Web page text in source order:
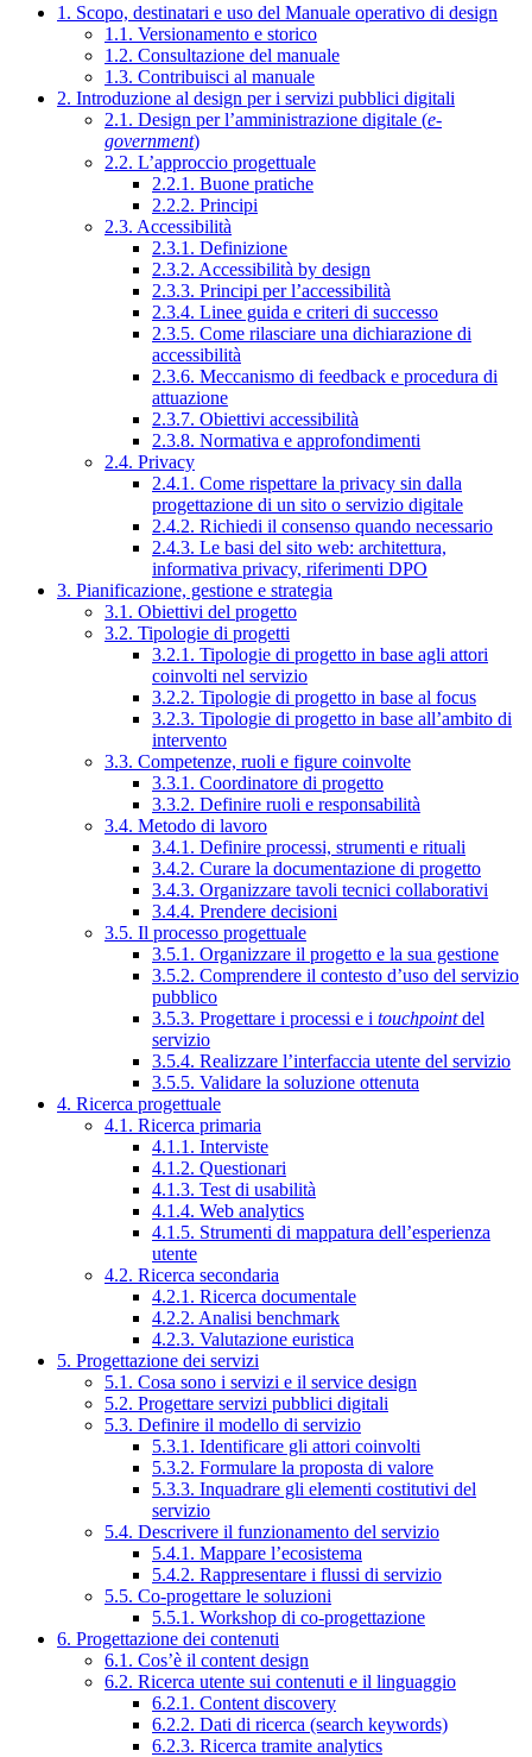
1. Scopo, destinatari e uso del Manuale operativo di design
1.1. Versionamento e storico
1.2. Consultazione del manuale
1.3. Contribuisci al manuale
2. Introduzione al design per i servizi pubblici digitali
2.1. Design per l’amministrazione digitale (e-
government)
2.2. L’approccio progettuale
2.2.1. Buone pratiche
2.2.2. Principi
2.3. Accessibilità
2.3.1. Definizione
2.3.2. Accessibilità by design
2.3.3. Principi per l’accessibilità
2.3.4. Linee guida e criteri di successo
2.3.5. Come rilasciare una dichiarazione di
accessibilità
2.3.6. Meccanismo di feedback e procedura di
attuazione
2.3.7. Obiettivi accessibilità
2.3.8. Normativa e approfondimenti
2.4. Privacy
2.4.1. Come rispettare la privacy sin dalla
progettazione di un sito o servizio digitale
2.4.2. Richiedi il consenso quando necessario
2.4.3. Le basi del sito web: architettura,
informativa privacy, riferimenti DPO
3. Pianificazione, gestione e strategia
3.1. Obiettivi del progetto
3.2. Tipologie di progetti
3.2.1. Tipologie di progetto in base agli attori
coinvolti nel servizio
3.2.2. Tipologie di progetto in base al focus
3.2.3. Tipologie di progetto in base all’ambito di
intervento
3.3. Competenze, ruoli e figure coinvolte
3.3.1. Coordinatore di progetto
3.3.2. Definire ruoli e responsabilità
3.4. Metodo di lavoro
3.4.1. Definire processi, strumenti e rituali
3.4.2. Curare la documentazione di progetto
3.4.3. Organizzare tavoli tecnici collaborativi
3.4.4. Prendere decisioni
3.5. Il processo progettuale
3.5.1. Organizzare il progetto e la sua gestione
3.5.2. Comprendere il contesto d’uso del servizio
pubblico
3.5.3. Progettare i processi e i touchpointdel
servizio
3.5.4. Realizzare l’interfaccia utente del servizio
3.5.5. Validare la soluzione ottenuta
4. Ricerca progettuale
4.1. Ricerca primaria
4.1.1. Interviste
4.1.2. Questionari
4.1.3. Test di usabilità
4.1.4. Web analytics
4.1.5. Strumenti di mappatura dell’esperienza
utente
4.2. Ricerca secondaria
4.2.1. Ricerca documentale
4.2.2. Analisi benchmark
4.2.3. Valutazione euristica
5. Progettazione dei servizi
5.1. Cosa sono i servizi e il service design
5.2. Progettare servizi pubblici digitali
5.3. Definire il modello di servizio
5.3.1. Identificare gli attori coinvolti
5.3.2. Formulare la proposta di valore
5.3.3. Inquadrare gli elementi costitutivi del
servizio
5.4. Descrivere il funzionamento del servizio
5.4.1. Mappare l’ecosistema
5.4.2. Rappresentare i flussi di servizio
5.5. Co-progettare le soluzioni
5.5.1. Workshop di co-progettazione
6. Progettazione dei contenuti
6.1. Cos’è il content design
6.2. Ricerca utente sui contenuti e il linguaggio
6.2.1. Content discovery
6.2.2. Dati di ricerca (search keywords)
6.2.3. Ricerca tramite analytics